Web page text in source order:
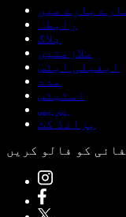
بارے میں
رابطہ
بلاگ
ملازمتیں
ایفیلی ایٹس
مدد
اسٹیٹس
پریس
برانڈ کٹ
کو فالو کریں